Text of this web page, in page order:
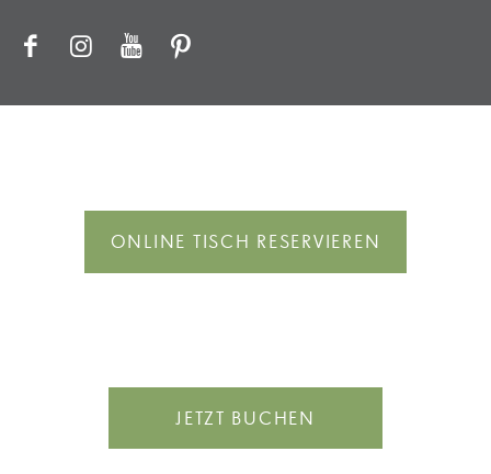
ONLINE TISCH RESERVIEREN
JETZT BUCHEN